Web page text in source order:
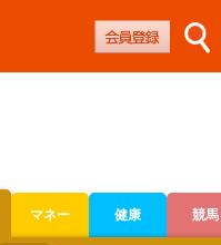
マネー 健康 競馬